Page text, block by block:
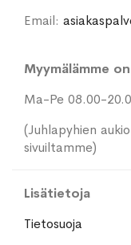
Email:
Myymälämme
Ma-Pe 08.00-
(Juhlapyhien
sivuiltamme)
Lisätietoja
Tietosuoja